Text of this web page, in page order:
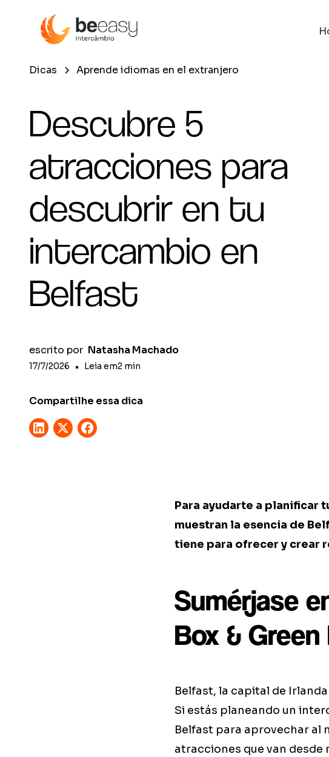
Dicas Aprende idiomas en el extranjero
Descubre 5
atracciones para
descubrir en tu
intercambio en
Belfast
escrito por Natasha Machado
17/7/2026 • Leia em2 min
Compartilhe essa dica
Para ayudarte a planificar
muestran la esencia de
tiene para ofrecer y crear
Sumérjase
Box &
Belfast, la capital de
Si estás planeando un
Belfast para aprovechar al
atracciones que van